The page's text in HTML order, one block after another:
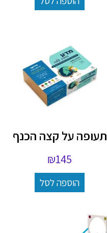
תעופה על קצה הכנף
₪145
הוספה לסל